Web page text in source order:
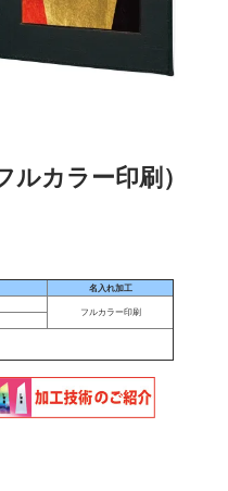
カラー印刷）
名入れ加工
フルカラー印刷